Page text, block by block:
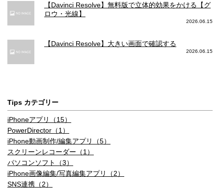
TRUE TONEフラッシュとスローシ
ンクロ
より明るいTrue Toneフラッシュと
進化したボケ効果と深度コントロ
ールが使えるポートレートモード
進化したボケ効果と深度コントロ
6つのエフェクトを備えたポートレ
イトライティング自然光・スタジ
オ照明・輪郭強調照明・ステージ
照明(モノ)・ハイキー照明(モノ)
ートライティング（自然光、スタ
写真のスマートHDR4
【Davinci Resolve】無料版で立体的効果をかける【グ
ロウ・光線】
2026.06.15
【Davinci Resolve】大きい画面で確認する
2026.06.15
Tips カテゴリー
iPhoneアプリ（15）
PowerDirector（1）
iPhone動画制作/編集アプリ（5）
スクリーンレコーダー（1）
パソコンソフト（3）
iPhone画像編集/写真編集アプリ（2）
SNS連携（2）